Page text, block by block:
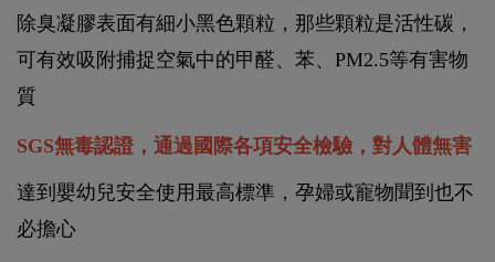
除臭凝膠表面有細小黑色顆粒，那些顆粒是活性碳，
可有效吸附捕捉空氣中的甲醛、苯、PM2.5等有害物
質
SGS無毒認證，通過國際各項安全檢驗，對人體無害
達到嬰幼兒安全使用最高標準，孕婦或寵物聞到也不
必擔心